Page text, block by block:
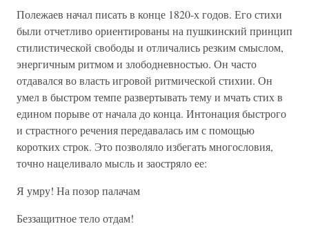
Полежаев начал писать в конце 1820-х годов. Его стихи
были отчетливо ориентированы на пушкинский принцип
стилистической свободы и отличались резким смыслом,
энергичным ритмом и злободневностью. Он часто
отдавался во власть игровой ритмической стихии. Он
умел в быстром темпе развертывать тему и мчать стих в
едином порыве от начала до конца. Интонация быстрого
и страстного речения передавалась им с помощью
коротких строк. Это позволяло избегать многословия,
точно нацеливало мысль и заостряло ее:
Я умру! На позор палачам
Беззащитное тело отдам!